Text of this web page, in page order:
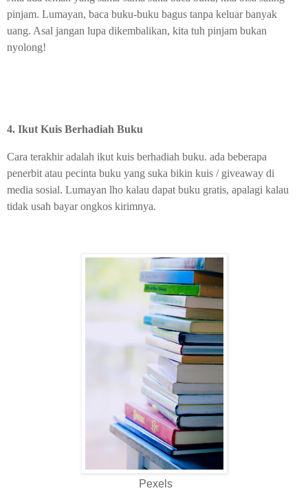
pinjam. Lumayan, baca buku-buku bagus tanpa keluar banyak
uang. Asal jangan lupa dikembalikan, kita tuh pinjam bukan
nyolong!
4. Ikut Kuis Berhadiah Buku
Cara terakhir adalah ikut kuis berhadiah buku. ada beberapa
penerbit atau pecinta buku yang suka bikin kuis / giveaway di
media sosial. Lumayan lho kalau dapat buku gratis, apalagi kalau
tidak usah bayar ongkos kirimnya.
Pexels